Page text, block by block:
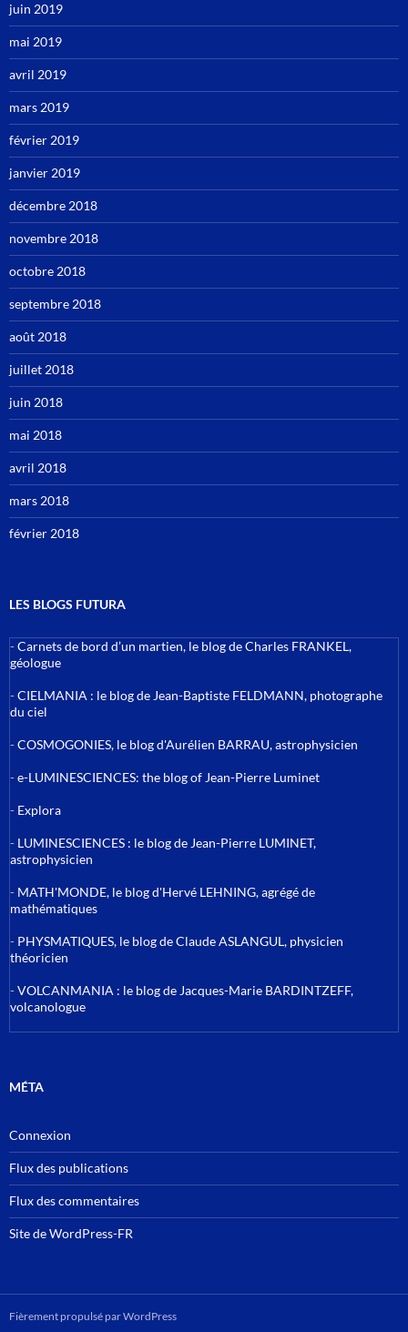
juin 2019
mai 2019
avril 2019
mars 2019
février 2019
janvier 2019
décembre 2018
novembre 2018
octobre 2018
septembre 2018
août 2018
juillet 2018
juin 2018
mai 2018
avril 2018
mars 2018
février 2018
LES BLOGS FUTURA
-Carnets de bord d’un martien, le blog de Charles FRANKEL,
géologue
-CIELMANIA : le blog de Jean-Baptiste FELDMANN, photographe
du ciel
-COSMOGONIES, le blog d'Aurélien BARRAU, astrophysicien
-e-LUMINESCIENCES: the blog of Jean-Pierre Luminet
- Explora
- LUMINESCIENCES : le blog de Jean-Pierre LUMINET,
astrophysicien
- MATH'MONDE, le blog d'Hervé LEHNING, agrégé de
mathématiques
- PHYSMATIQUES, le blog de Claude ASLANGUL, physicien
théoricien
-VOLCANMANIA : le blog de Jacques-Marie BARDINTZEFF,
volcanologue
MÉTA
Connexion
Flux des publications
Flux des commentaires
Site de WordPress-FR
Fièrement propulsé par WordPress